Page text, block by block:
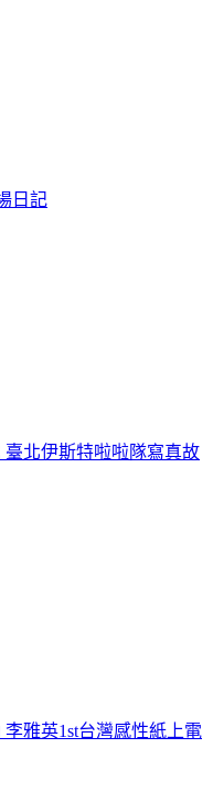
日記
北伊斯特啦啦隊寫真故
雅英1st台灣感性紙上電